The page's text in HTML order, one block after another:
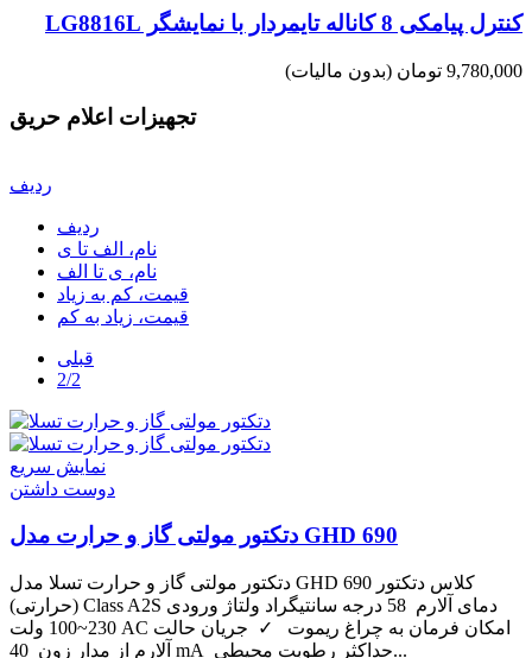
کنترل پیامکی 8 کاناله تایمردار با نمایشگر LG8816L
9,780,000 تومان (بدون مالیات)
تجهیزات اعلام حریق
ردیف
ردیف
نام، الف تا ی
نام، ی تا الف
قیمت، کم به زیاد
قیمت، زیاد به کم
قبلی
2/2
نمایش سریع
دوست داشتن
دتکتور مولتی گاز و حرارت مدل GHD 690
دتکتور مولتی گاز و حرارت تسلا مدل GHD 690 کلاس دتکتور
(حرارتی) Class A2S دمای آلارم 58 درجه سانتیگراد ولتاژ ورودی
230~100 ولت AC امکان فرمان به چراغ ریموت ✓ جریان حالت
آلارم از مدار زون 40 mA حداکثر رطوبت محیطی...